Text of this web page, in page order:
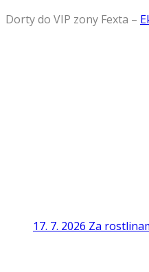
Dorty do VIP zony Fexta –
17. 7. 2026 Za